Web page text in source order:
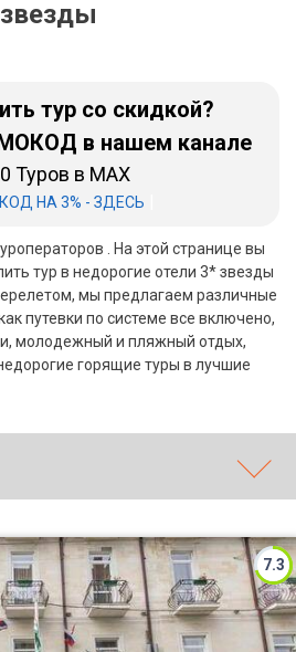
звезды
тур со скидкой?
в нашем канале
Туров в MAX
НА 3% - ЗДЕСЬ
. На этой странице вы
тур в недорогие отели 3* звезды
мы предлагаем различные
путевки по системе все включено,
молодежный и пляжный отдых,
горящие туры в лучшие
7.3